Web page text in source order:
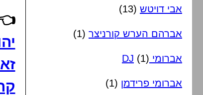
אבי דויטש (13)
אברהם הערש קורניצר (1)
אברומי DJ (1)
אברומי פרידמן (1)